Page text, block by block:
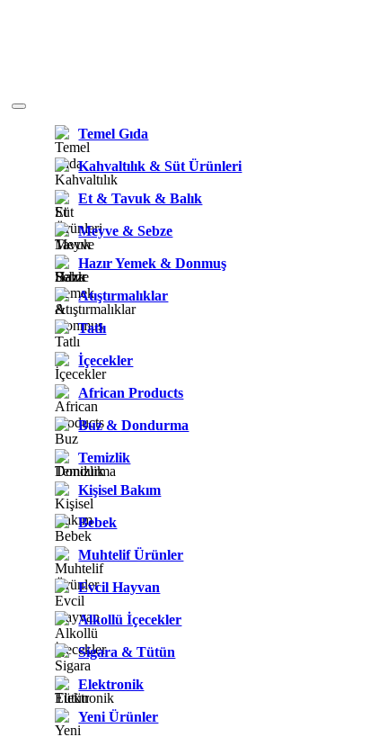
Temel Gıda
Kahvaltılık & Süt Ürünleri
Et & Tavuk & Balık
Meyve & Sebze
Hazır Yemek & Donmuş
Atıştırmalıklar
Tatlı
İçecekler
African Products
Buz & Dondurma
Temizlik
Kişisel Bakım
Bebek
Muhtelif Ürünler
Evcil Hayvan
Alkollü İçecekler
Sigara & Tütün
Elektronik
Yeni Ürünler